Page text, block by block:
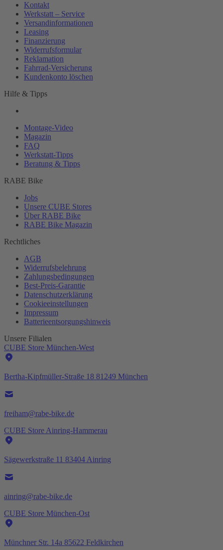
Kontakt
Werkstatt – Service
Versandinformationen
Leasing
Finanzierung
Widerrufsformular
Reklamation
Fahrrad-Versicherung
Kundenkonto löschen
Hilfe & Tipps
Montage-Video
Magazin
FAQ
Werkstatt-Tipps
Beratung & Tipps
RABE Bike
Jobs
Unsere CUBE Stores
Über RABE Bike
RABE Bike Magazin
Rechtliches
AGB
Widerrufsbelehrung
Zahlungsbedingungen
Best-Preis-Garantie
Datenschutzerklärung
Cookieeinstellungen
Impressum
Batterieentsorgungshinweis
Unsere Filialen
CUBE Store München-West
Bertha-Kipfmüller-Straße 18 81249 München
freiham@rabe-bike.de
CUBE Store Ainring-Hammerau
Sägewerkstraße 11 83404 Ainring
ainring@rabe-bike.de
CUBE Store München-Ost
Münchner Str. 14a 85622 Feldkirchen